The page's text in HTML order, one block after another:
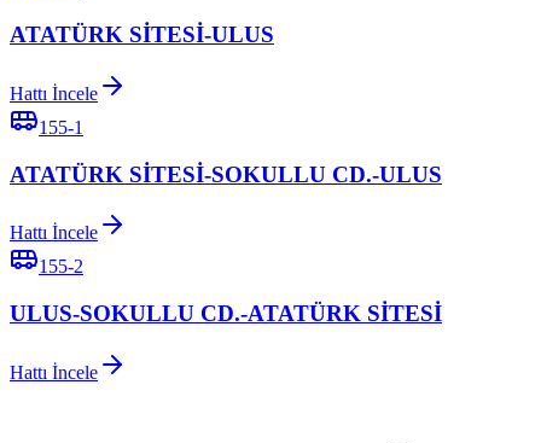
ATATÜRK SİTESİ-ULUS
Hattı İncele
155-1
ATATÜRK SİTESİ-SOKULLU CD.-ULUS
Hattı İncele
155-2
ULUS-SOKULLU CD.-ATATÜRK SİTESİ
Hattı İncele